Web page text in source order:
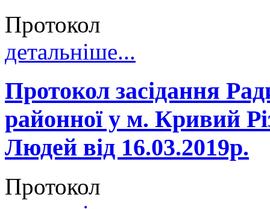
Протокол
детальніше...
Протокол засідання
районної у м. Кривий
Людей від 16.03.2019р.
Протокол